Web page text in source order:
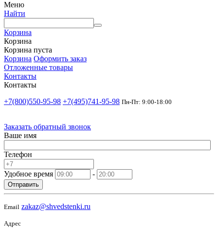
Меню
Найти
Корзина
Корзина
Корзина пуста
Корзина Оформить заказ
Отложенные товары
Контакты
Контакты
+7(800)550-95-98 +7(495)741-95-98 Пн-Пт: 9:00-18:00
Заказать обратный звонок
Ваше имя
Телефон
Удобное время -
Отправить
Email zakaz@shvedstenki.ru
Адрес